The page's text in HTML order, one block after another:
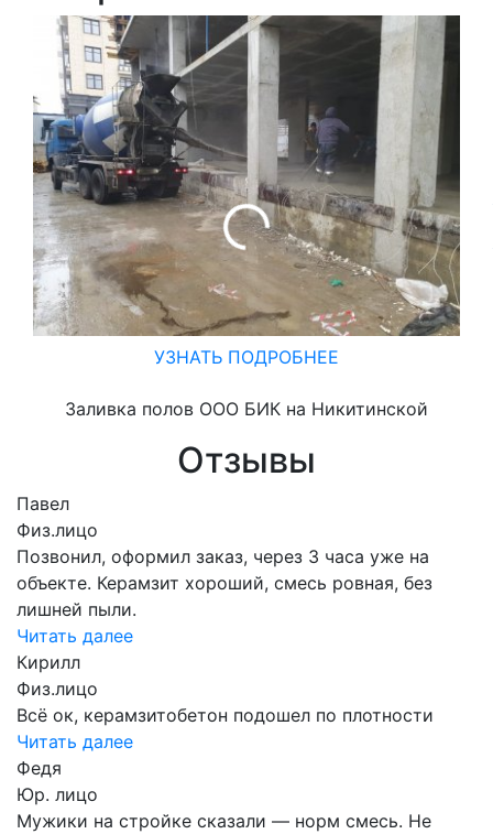
УЗНАТЬ ПОДРОБНЕЕ
Заливка полов ООО БИК на Никитинской
Отзывы
Павел
Физ.лицо
Позвонил, оформил заказ, через 3 часа уже на
объекте. Керамзит хороший, смесь ровная, без
лишней пыли.
Читать далее
Кирилл
Физ.лицо
Всё ок, керамзитобетон подошел по плотности
Читать далее
Федя
Юр. лицо
Мужики на стройке сказали — норм смесь. Не